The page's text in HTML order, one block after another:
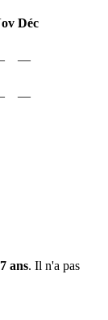
Déc
—
—
ans. Il n'a pas